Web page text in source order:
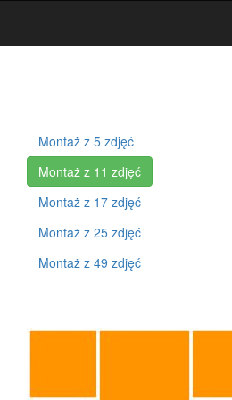
Montaż z 5 zdjęć
Montaż z 11 zdjęć
Montaż z 17 zdjęć
Montaż z 25 zdjęć
Montaż z 49 zdjęć